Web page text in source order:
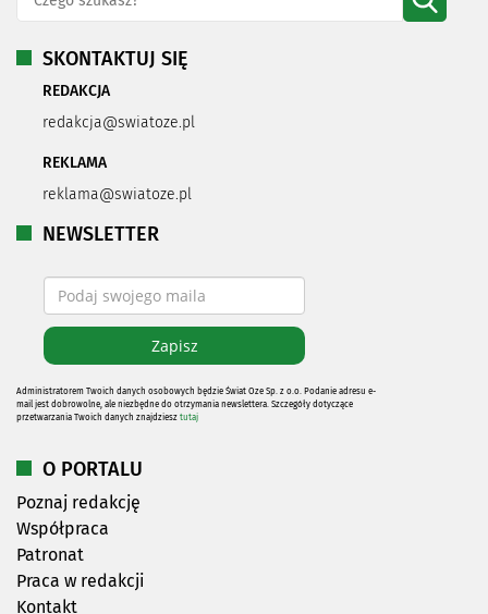
SKONTAKTUJ SIĘ
REDAKCJA
redakcja@swiatoze.pl
REKLAMA
reklama@swiatoze.pl
NEWSLETTER
Administratorem Twoich danych osobowych będzie Świat Oze Sp. z o.o. Podanie adresu e-
mail jest dobrowolne, ale niezbędne do otrzymania newslettera. Szczegóły dotyczące
przetwarzania Twoich danych znajdziesz tutaj
O PORTALU
Poznaj redakcję
Współpraca
Patronat
Praca w redakcji
Kontakt